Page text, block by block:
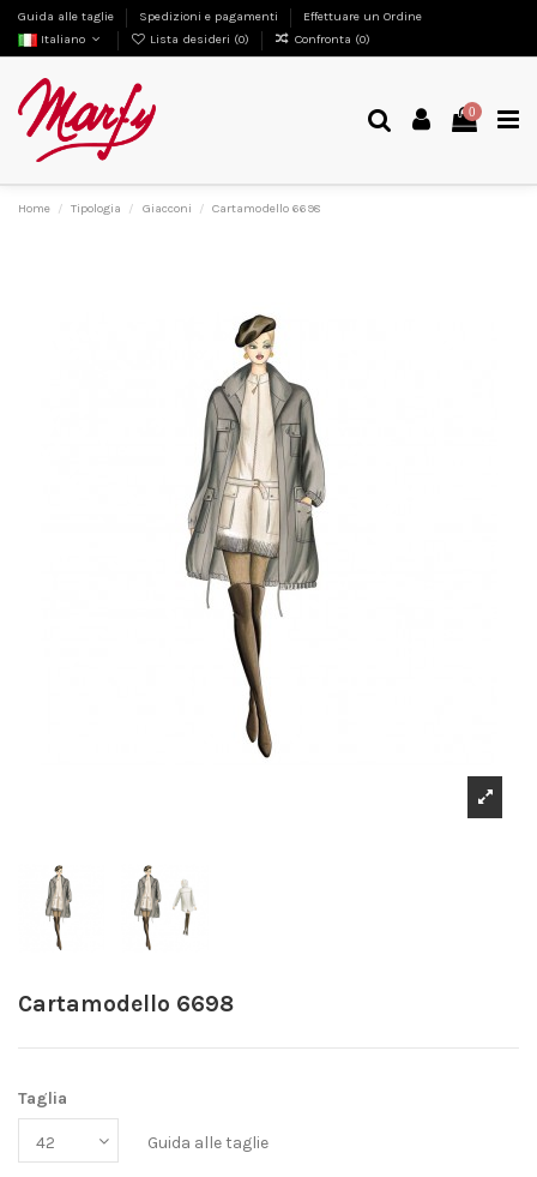
Guida alle taglie Spedizioni e pagamenti
Effettuare un Ordine
Italiano
Lista desideri (0) Confronta (0)
0
Home Tipologia Giacconi Cartamodello 6698
Cartamodello 6698
Taglia
Guida alle taglie